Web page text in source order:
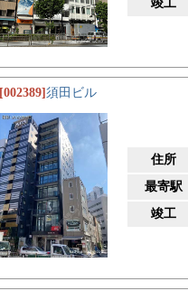
竣工
[002389] 須田ビル
住所
最寄駅
竣工